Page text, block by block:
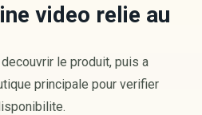
video relie au
le produit, puis a
principale pour verifier